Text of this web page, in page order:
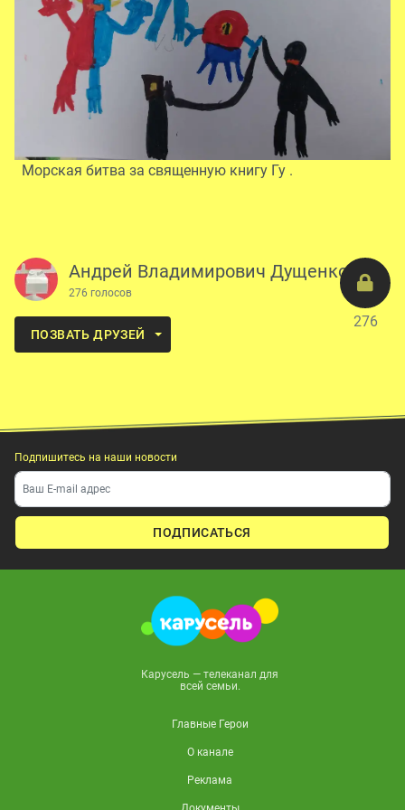
Морская битва за священную книгу Гу .
276
Андрей Владимирович Дущенко
276 голосов
ПОЗВАТЬ ДРУЗЕЙ
Подпишитесь на наши новости
ПОДПИСАТЬСЯ
Карусель — телеканал для
всей семьи.
Главные Герои
О канале
Реклама